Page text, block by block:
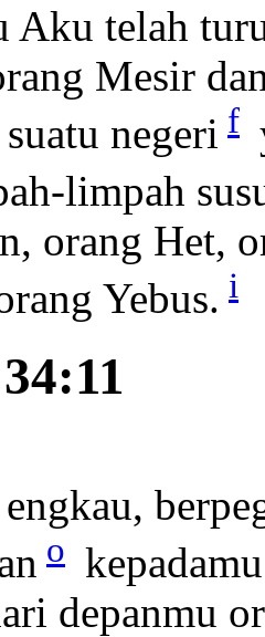
Aku telah
Mesir
negeri f
limpah
orang Het,
Yebus. i
o
depanmu